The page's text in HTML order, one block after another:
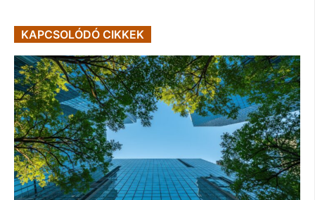
KAPCSOLÓDÓ CIKKEK